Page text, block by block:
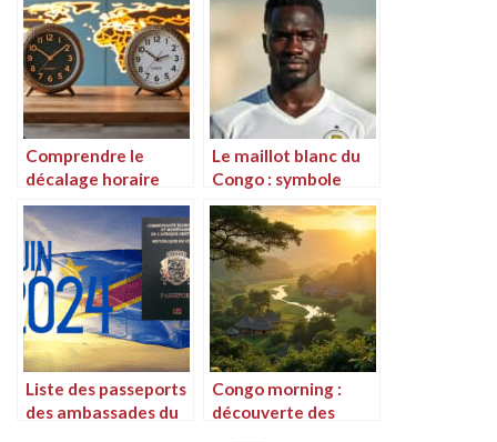
Comprendre le
décalage horaire
entre la Côte
d’Ivoire et le Congo
Le maillot blanc du
Congo : symbole
d’identité et de
fierté nationale
Liste des passeports
des ambassades du
Congo morning :
découverte des